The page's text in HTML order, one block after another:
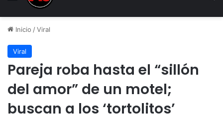
Inicio /Viral
Viral
Pareja roba hasta el “sillón
del amor” de un motel;
buscan a los ‘tortolitos’